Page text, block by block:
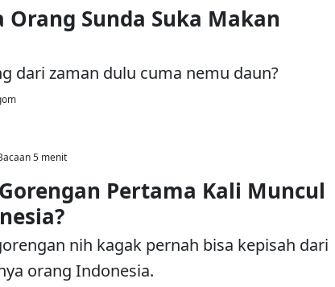
Orang Sunda Suka Makan
dari zaman dulu cuma nemu daun?
5 menit
Pertama Kali Muncul
nih kagak pernah bisa kepisah dari
orang Indonesia.